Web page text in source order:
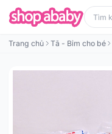
Trang chủ Tã - Bỉm cho bé